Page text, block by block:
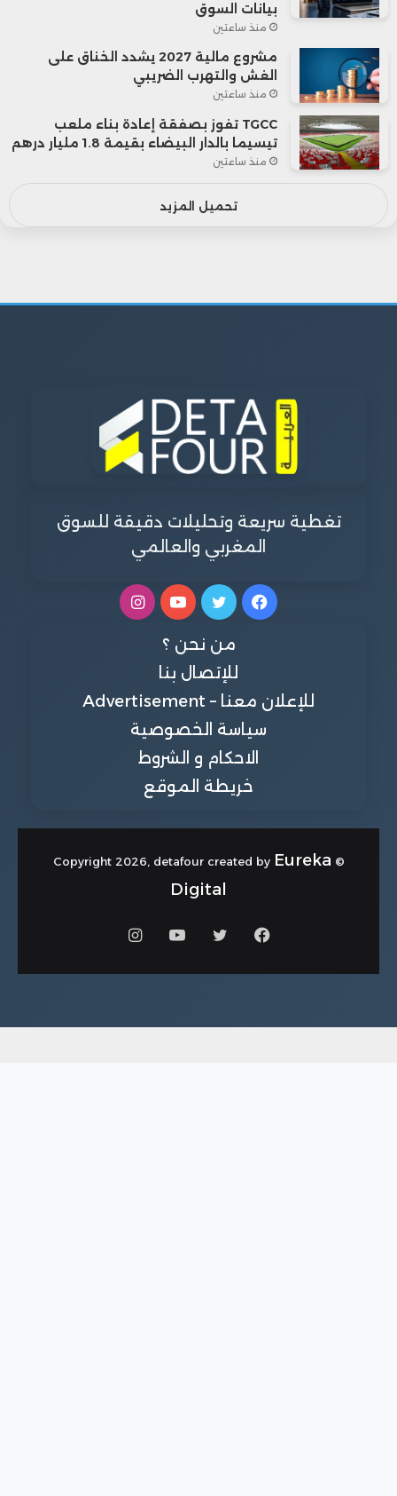
بيانات السوق
منذ ساعتين
مشروع مالية 2027 يشدد الخناق على
الغش والتهرب الضريبي
منذ ساعتين
TGCC تفوز بصفقة إعادة بناء ملعب
تيسيما بالدار البيضاء بقيمة 1.8 مليار درهم
منذ ساعتين
تحميل المزيد
تغطية سريعة وتحليلات دقيقة للسوق
المغربي والعالمي
فيسبوكتويتر يوتيوبانستقرام
من نحن ؟
للإتصال بنا
للإعلان معنا – Advertisement
سياسة الخصوصية
الاحكام و الشروط
خريطة الموقع
© Copyright 2026, detafour created by
Eureka
Digital
فيسبوكتويتر يوتيوبانستقرام